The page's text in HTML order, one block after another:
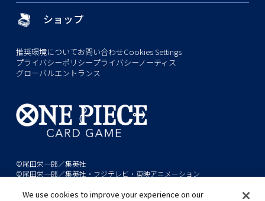
ショップ
推奨環境についてお問い合わせCookies Settings
プライバシーポリシープライバシーノーティス
グローバルエントランス
©尾田栄一郎／集英社
©尾田栄一郎／集英社・フジテレビ・東映アニメーション
We use cookies to improve your experience on our